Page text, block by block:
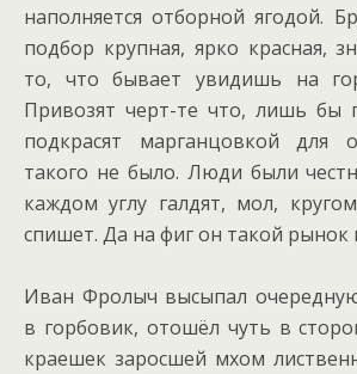
наполняется отборной ягодой.
подбор крупная, ярко красная,
то, что бывает увидишь на
Привозят черт-те что, лишь бы
подкрасят марганцовкой для
такого не было. Люди были
каждом углу галдят, мол,
спишет. Да на фиг он такой рынок
Иван Фролыч высыпал
в горбовик, отошёл чуть в
краешек заросшей мхом